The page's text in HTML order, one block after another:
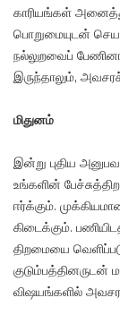
காரியங்கள்
பொறுமையுடன்
நல்லுறவைப்
இருந்தாலும்,
மிதுனம்
இன்று புதிய
உங்களின்
ஈர்க்கும்.
கிடைக்கும்.
திறமையை
குடும்பத்தினருடன்
விஷயங்களில் அவசர